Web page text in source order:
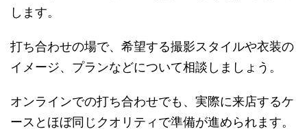
します。
打ち合わせの場で、希望する撮影スタイルや衣装の
イメージ、プランなどについて相談しましょう。
オンラインでの打ち合わせでも、実際に来店するケ
ースとほぼ同じクオリティで準備が進められます。